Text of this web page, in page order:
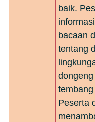
baik.
bacaan
tentang
Peserta